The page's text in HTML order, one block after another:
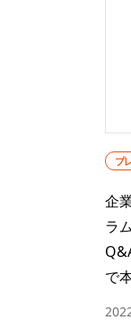
プ
企
ラ
で